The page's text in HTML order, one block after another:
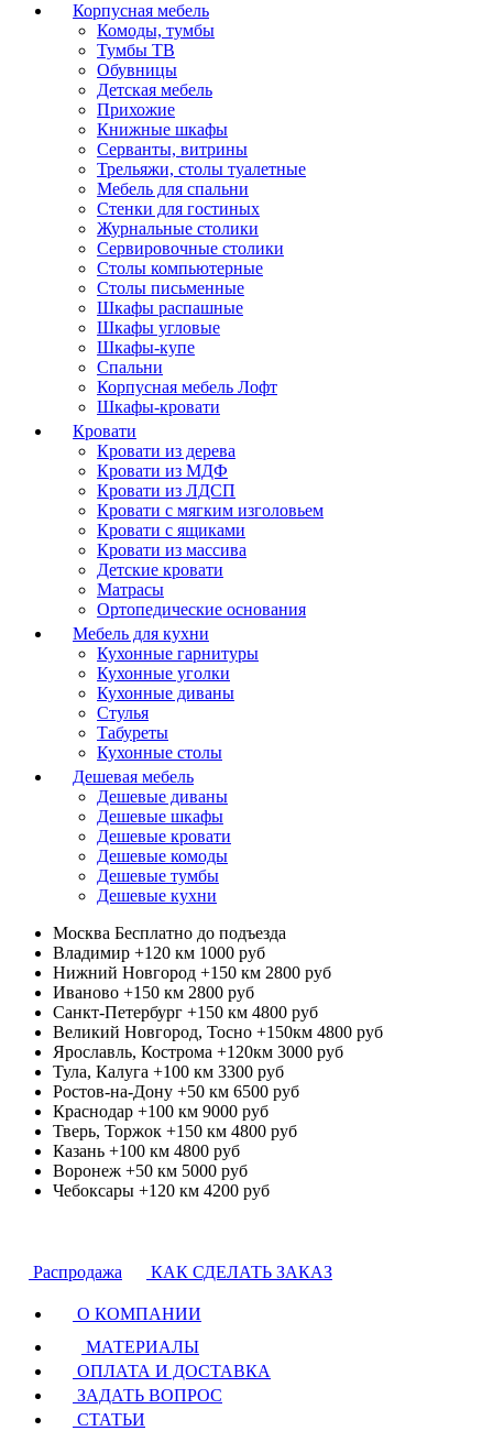
Корпусная мебель
Комоды, тумбы
Тумбы ТВ
Обувницы
Детская мебель
Прихожие
Книжные шкафы
Серванты, витрины
Трельяжи, столы туалетные
Мебель для спальни
Стенки для гостиных
Журнальные столики
Сервировочные столики
Столы компьютерные
Столы письменные
Шкафы распашные
Шкафы угловые
Шкафы-купе
Спальни
Корпусная мебель Лофт
Шкафы-кровати
Кровати
Кровати из дерева
Кровати из МДФ
Кровати из ЛДСП
Кровати с мягким изголовьем
Кровати с ящиками
Кровати из массива
Детские кровати
Матрасы
Ортопедические основания
Мебель для кухни
Кухонные гарнитуры
Кухонные уголки
Кухонные диваны
Стулья
Табуреты
Кухонные столы
Дешевая мебель
Дешевые диваны
Дешевые шкафы
Дешевые кровати
Дешевые комоды
Дешевые тумбы
Дешевые кухни
Москва Бесплатно до подъезда
Владимир +120 км 1000 руб
Нижний Новгород +150 км 2800 руб
Иваново +150 км 2800 руб
Санкт-Петербург +150 км 4800 руб
Великий Новгород, Тосно +150км 4800 руб
Ярославль, Кострома +120км 3000 руб
Тула, Калуга +100 км 3300 руб
Ростов-на-Дону +50 км 6500 руб
Краснодар +100 км 9000 руб
Тверь, Торжок +150 км 4800 руб
Казань +100 км 4800 руб
Воронеж +50 км 5000 руб
Чебоксары +120 км 4200 руб
Распродажа КАК СДЕЛАТЬ ЗАКАЗ
О КОМПАНИИ
МАТЕРИАЛЫ
ОПЛАТА И ДОСТАВКА
ЗАДАТЬ ВОПРОС
СТАТЬИ